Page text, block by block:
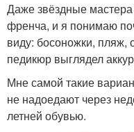
Даже звёздные
френча, и я понимаю
виду: босоножки, пляж,
педикюр выглядел
Мне самой такие
не надоедают через
летней обувью.